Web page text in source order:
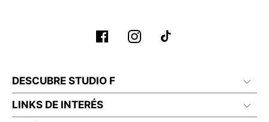
DESCUBRE STUDIO F
LINKS DE INTERÉS